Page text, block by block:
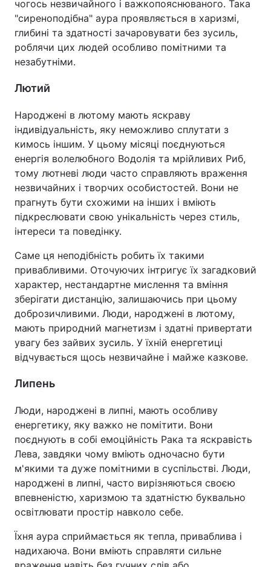
чогось незвичайного і важкопояснюваного. Така
"сиреноподібна" аура проявляється в харизмі,
глибині та здатності зачаровувати без зусиль,
роблячи цих людей особливо помітними та
незабутніми.
Лютий
Народжені в лютому мають яскраву
індивідуальність, яку неможливо сплутати з
кимось іншим. У цьому місяці поєднуються
енергія волелюбного Водолія та мрійливих Риб,
тому лютневі люди часто справляють враження
незвичайних і творчих особистостей. Вони не
прагнуть бути схожими на інших і вміють
підкреслювати свою унікальність через стиль,
інтереси та поведінку.
Саме ця неподібність робить їх такими
привабливими. Оточуючих інтригує їх загадковий
характер, нестандартне мислення та вміння
зберігати дистанцію, залишаючись при цьому
доброзичливими. Люди, народжені в лютому,
мають природний магнетизм і здатні привертати
увагу без зайвих зусиль. У їхній енергетиці
відчувається щось незвичайне і майже казкове.
Липень
Люди, народжені в липні, мають особливу
енергетику, яку важко не помітити. Вони
поєднують в собі емоційність Рака та яскравість
Лева, завдяки чому вміють одночасно бути
м'якими та дуже помітними в суспільстві. Люди,
народжені в липні, часто вирізняються своєю
впевненістю, харизмою та здатністю буквально
освітлювати простір навколо себе.
Їхня аура сприймається як тепла, приваблива і
надихаюча. Вони вміють справляти сильне